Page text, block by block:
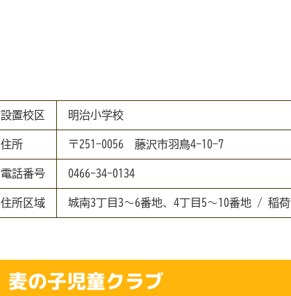
設置校区 明治小学校
住所 〒251-0056 藤沢市羽鳥4-10-7
電話番号 0466-34-0134
住所区域 城南3丁目3～6番地、4丁目5～10番地 / 稲荷
麦の子児童クラブ